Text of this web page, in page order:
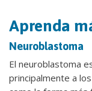
Aprenda
Neuroblastoma
El neuroblastoma
principalmente a